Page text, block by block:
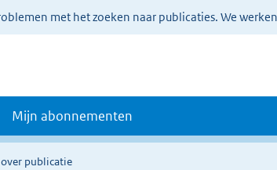
met het zoeken naar publicaties. We
Mijn abonnementen
publicatie